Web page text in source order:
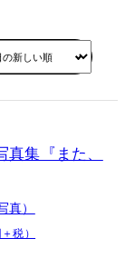
集『また、
）
税）